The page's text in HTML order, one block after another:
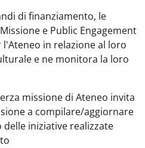
di finanziamento, le
e Public Engagement
in relazione al loro
e ne monitora la loro
missione di Ateneo invita
a compilare/aggiornare
iniziative realizzate